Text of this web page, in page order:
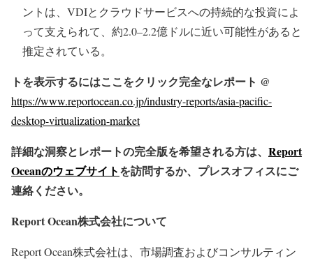
ントは、VDIとクラウドサービスへの持続的な投資によ
って支えられて、約2.0–2.2億ドルに近い可能性があると
推定されている。
トを表示するにはここをクリック完全なレポート @
https://www.reportocean.co.jp/industry-reports/asia-pacific-
desktop-virtualization-market
詳細な洞察とレポートの完全版を希望される方は、 Report
Oceanのウェブサイトを訪問するか、プレスオフィスにご
連絡ください。
Report Ocean株式会社について
Report Ocean株式会社は、市場調査およびコンサルティン